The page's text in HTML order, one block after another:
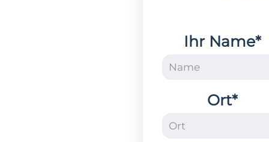
Ihr Name*
Ort*